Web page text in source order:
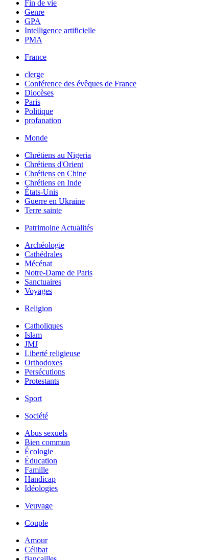
Fin de vie
Genre
GPA
Intelligence artificielle
PMA
France
clerge
Conférence des évêques de France
Diocèses
Paris
Politique
profanation
Monde
Chrétiens au Nigeria
Chrétiens d'Orient
Chrétiens en Chine
Chrétiens en Inde
États-Unis
Guerre en Ukraine
Terre sainte
Patrimoine Actualités
Archéologie
Cathédrales
Mécénat
Notre-Dame de Paris
Sanctuaires
Voyages
Religion
Catholiques
Islam
JMJ
Liberté religieuse
Orthodoxes
Persécutions
Protestants
Sport
Société
Abus sexuels
Bien commun
Écologie
Éducation
Famille
Handicap
Idéologies
Veuvage
Couple
Amour
Célibat